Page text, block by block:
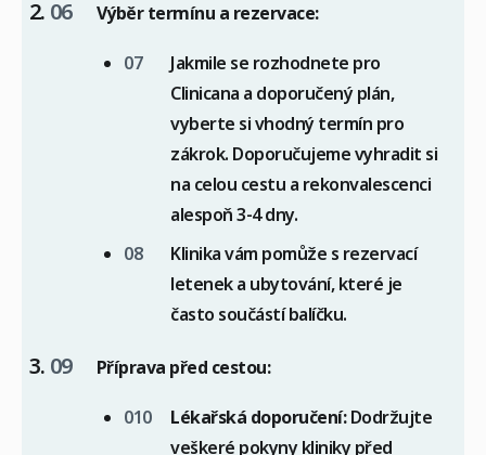
Výběr termínu a rezervace:
Jakmile se rozhodnete pro
Clinicana a doporučený plán,
vyberte si vhodný termín pro
zákrok. Doporučujeme vyhradit si
na celou cestu a rekonvalescenci
alespoň 3-4 dny.
Klinika vám pomůže s rezervací
letenek a ubytování, které je
často součástí balíčku.
Příprava před cestou:
Lékařská doporučení:Dodržujte
veškeré pokyny kliniky před